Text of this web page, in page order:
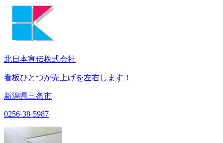
北日本宣伝株式会社
看板ひとつが売上げを左右します！
新潟県三条市
0256-38-5987